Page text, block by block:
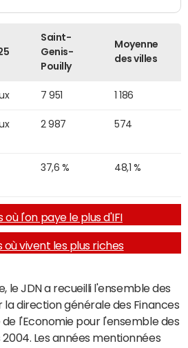
Saint-
Genis-
Pouilly
Moyenne
des villes
7 951 1 186
2 987 574
37,6 % 48,1 %
où l'on paye le plus d'IFI
où vivent les plus riches
le JDN a recueilli l'ensemble des
direction générale des Finances
l'Economie pour l'ensemble des
Les années mentionnées